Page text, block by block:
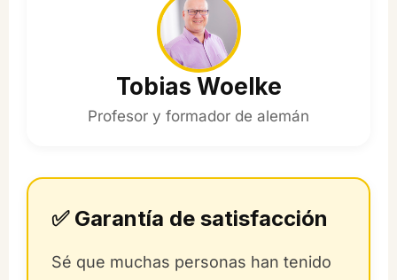
Tobias Woelke
Profesor y formador de alemán
✅ Garantía de satisfacción
Sé que muchas personas han tenido